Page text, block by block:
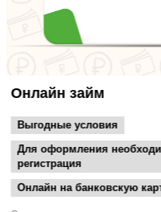
Займ онлайн
Удобное погашение
Безопасно, без залога и
Срок:
до 16 дней